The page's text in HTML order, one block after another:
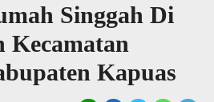
Singgah Di
Kecamatan
Kapuas